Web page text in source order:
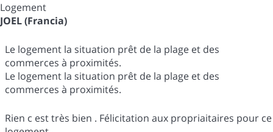
Logement
JOEL (Francia)
Le logement la situation prêt de la plage et des
commerces à proximités.
Le logement la situation prêt de la plage et des
commerces à proximités.
Rien c est très bien . Félicitation aux propriaitaires pour ce